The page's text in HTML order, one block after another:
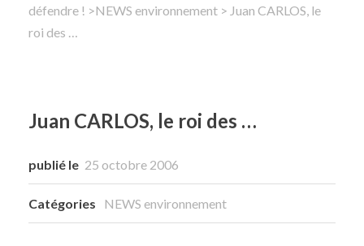
Rechercher
défendre ! >NEWS environnement > Juan CARLOS, le
roi des …
Juan CARLOS, le roi des …
publié le 25 octobre 2006
Catégories NEWS environnement